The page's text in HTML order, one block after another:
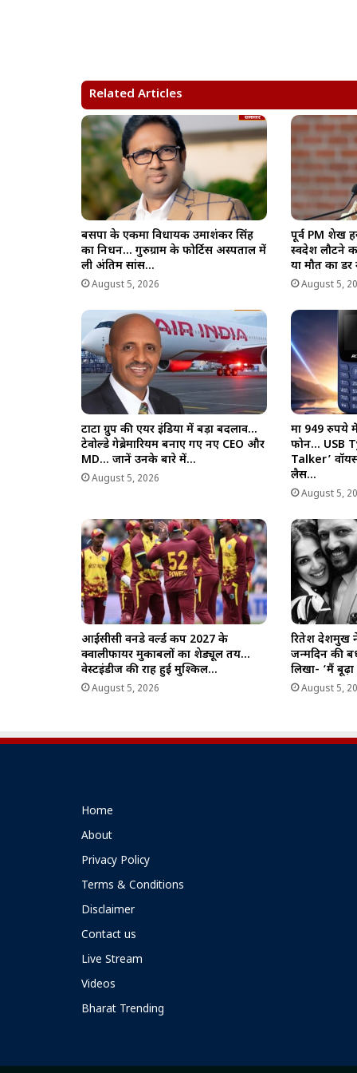
A
p
p
o
o
k
r
a
m
i
k
Related Articles
बसपा के एकमात्र विधायक उमाशंकर सिंह
का निधन… गुरुग्राम के फोर्टिस अस्पताल में
ली अंतिम सांस…
August 5, 2026
पूर्व PM शेख
स्वदेश लौटने
या मौत का डर
August 5,
टाटा ग्रुप की एयर इंडिया में बड़ा बदलाव…
टेवोल्डे गेब्रेमारियम बनाए गए नए CEO और
MD… जानें उनके बारे में…
August 5, 2026
मात्र 949
फोन… USB
Talker’
लैस…
August 5,
आईसीसी वनडे वर्ल्ड कप 2027 के
क्वालीफायर मुकाबलों का शेड्यूल तय…
वेस्टइंडीज की राह हुई मुश्किल…
August 5, 2026
रितेश देशमुख
जन्मदिन की
लिखा- ‘मैं
August 5,
Home
About
Privacy Policy
Terms & Conditions
Disclaimer
Contact us
Live Stream
Videos
Bharat Trending